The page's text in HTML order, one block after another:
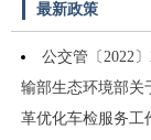
最新政策
公交管〔2022
输部生态环境部关
革优化车检服务工